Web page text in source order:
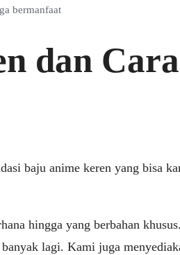
bermanfaat
dan
baju anime keren yang bisa
hingga yang berbahan
lagi. Kami juga